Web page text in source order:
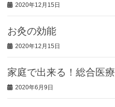
2020年12月15日
お灸の効能
2020年12月15日
家庭で出来る！総合医療
2020年6月9日